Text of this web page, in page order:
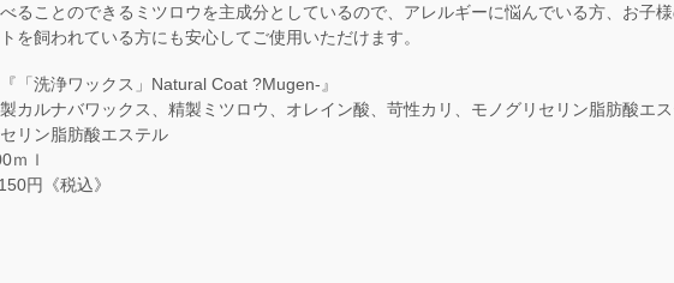
ることのできるミツロウを主成分としているので、アレルギーに悩んでいる方、お子
を飼われている方にも安心してご使用いただけます。
「洗浄ワックス」Natural Coat ?Mugen-』
カルナバワックス、精製ミツロウ、オレイン酸、苛性カリ、モノグリセリン脂肪酸エス
リン脂肪酸エステル
ｍｌ
円《税込》